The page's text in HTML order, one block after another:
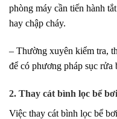
phòng máy cần tiến hành
hay chập cháy.
– Thường xuyên kiểm tra,
để có phương pháp sục rửa
2. Thay cát bình lọc bể
Việc thay cát bình lọc bể